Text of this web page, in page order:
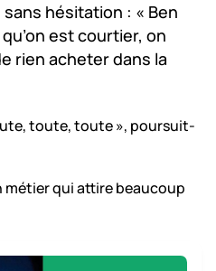
hésitation : « Ben
est courtier, on
rien acheter dans la
toute, toute », poursuit-
métier qui attire beaucoup